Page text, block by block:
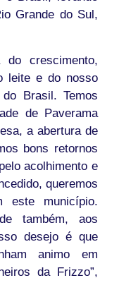
Grande do Sul,
do crescimento,
leite e do nosso
Brasil. Temos
de Paverama
a abertura de
bons retornos
acolhimento e
queremos
este município.
também, aos
desejo é que
animo em
da Frizzo”,